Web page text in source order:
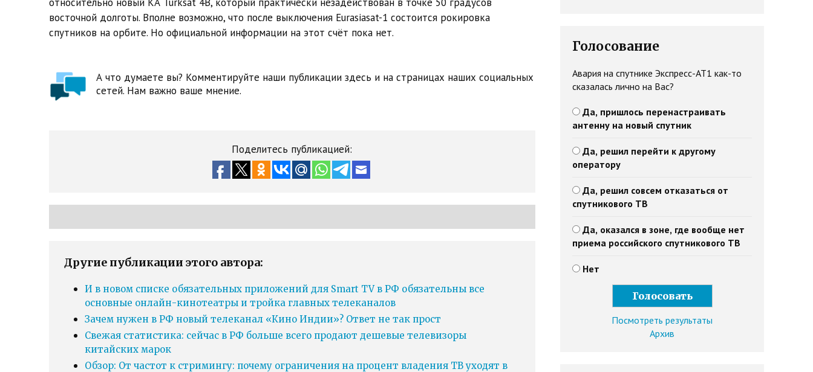
восточной долготы. Вполне возможно, что после выключения Eurasiasat-1 состоится рокировка
спутников на орбите. Но официальной информации на этот счёт пока нет.
А что думаете вы? Комментируйте наши публикации здесь и на страницах наших социальных
сетей. Нам важно ваше мнение.
Поделитесь публикацией:
Другие публикации этого автора:
И в новом списке обязательных приложений для Smart TV в РФ обязательны все
основные онлайн-кинотеатры и тройка главных телеканалов
Зачем нужен в РФ новый телеканал «Кино Индии»? Ответ не так прост
Свежая статистика: сейчас в РФ больше всего продают дешевые телевизоры
китайских марок
Обзор: От частот к стримингу: почему ограничения на процент владения ТВ уходят в
Голосование
Авария на спутнике Экспресс-АТ1 как-то
сказалась лично на Вас?
Да, пришлось перенастраивать
антенну на новый спутник
Да, решил перейти к другому
оператору
Да, решил совсем отказаться от
спутникового ТВ
Да, оказался в зоне, где вообще нет
приема российского спутникового ТВ
Нет
Посмотреть результаты
Архив